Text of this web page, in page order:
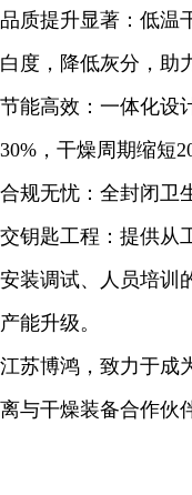
品质提升显著：低温
白度，降低灰分，助
节能高效：一体化设
30%，干燥周期缩短
合规无忧：全封闭卫
交钥匙工程：提供从
安装调试、人员培训
产能升级。
江苏博鸿，致力于成
离与干燥装备合作伙